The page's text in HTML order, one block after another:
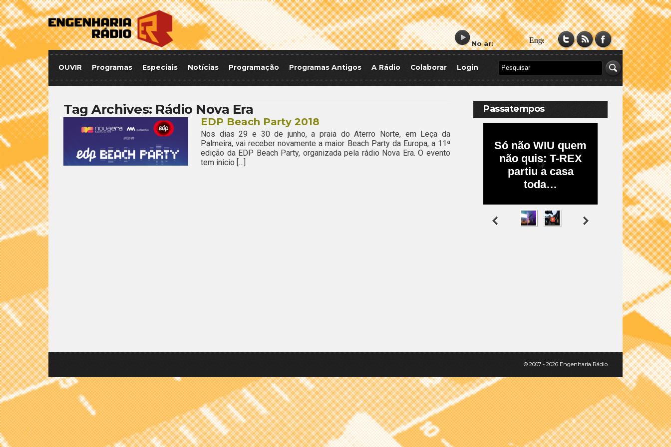
No ar:
OUVIR Programas Especiais Notícias Programação Programas Antigos A Rádio Colaborar Login
Tag Archives: Rádio Nova Era
EDP Beach Party 2018
Nos dias 29 e 30 de junho, a praia do Aterro Norte, em Leça da
Palmeira, vai receber novamente a maior Beach Party da Europa, a 11ª
edição da EDP Beach Party, organizada pela rádio Nova Era. O evento
tem inicio […]
Passatempos
© 2007 - 2026 Engenharia Rádio